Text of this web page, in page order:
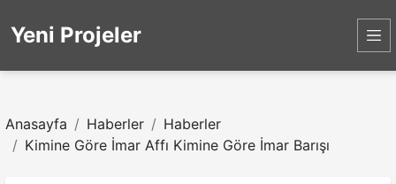
Yeni Projeler
Anasayfa Haberler
Haberler
Kimine Göre İmar Affı Kimine Göre İmar Barışı